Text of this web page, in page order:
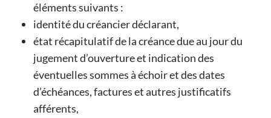
éléments suivants :
identité du créancier déclarant,
état récapitulatif de la créance due au jour du
jugement d’ouverture et indication des
éventuelles sommes à échoir et des dates
d’échéances, factures et autres justificatifs
afférents,